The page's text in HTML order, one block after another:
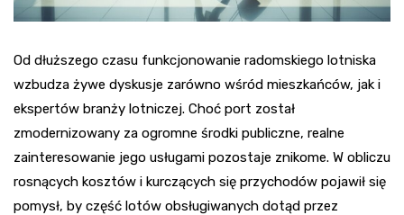
Od dłuższego czasu funkcjonowanie radomskiego lotniska
wzbudza żywe dyskusje zarówno wśród mieszkańców, jak i
ekspertów branży lotniczej. Choć port został
zmodernizowany za ogromne środki publiczne, realne
zainteresowanie jego usługami pozostaje znikome. W obliczu
rosnących kosztów i kurczących się przychodów pojawił się
pomysł, by część lotów obsługiwanych dotąd przez